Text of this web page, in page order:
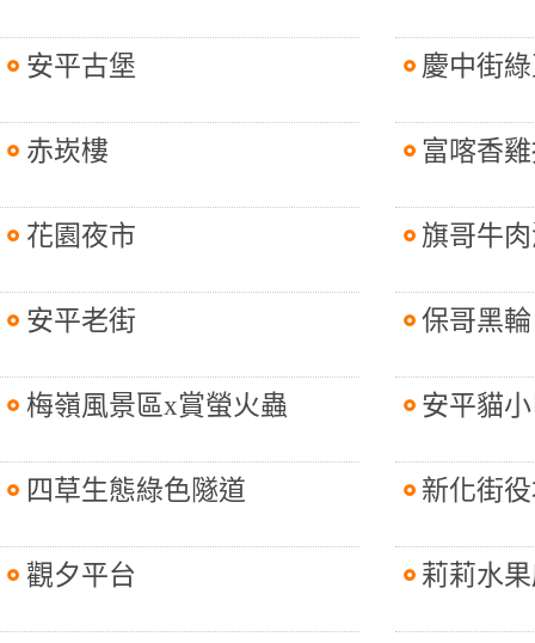
安平古堡
赤崁樓
花園夜市
安平老街
梅嶺風景區x賞螢火蟲
四草生態綠色隧道
觀夕平台
慶中街
富喀香
旗哥牛
保哥黑輪
安平貓
新化街
莉莉水